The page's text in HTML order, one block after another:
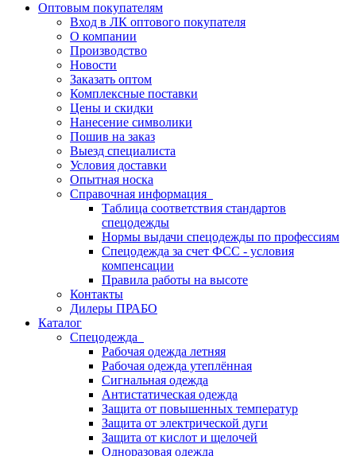
Оптовым покупателям
Вход в ЛК оптового покупателя
О компании
Производство
Новости
Заказать оптом
Комплексные поставки
Цены и скидки
Нанесение символики
Пошив на заказ
Выезд специалиста
Условия доставки
Опытная носка
Справочная информация
Таблица соответствия стандартов
спецодежды
Нормы выдачи спецодежды по профессиям
Спецодежда за счет ФСС - условия
компенсации
Правила работы на высоте
Контакты
Дилеры ПРАБО
Каталог
Спецодежда
Рабочая одежда летняя
Рабочая одежда утеплённая
Сигнальная одежда
Антистатическая одежда
Защита от повышенных температур
Защита от электрической дуги
Защита от кислот и щелочей
Одноразовая одежда